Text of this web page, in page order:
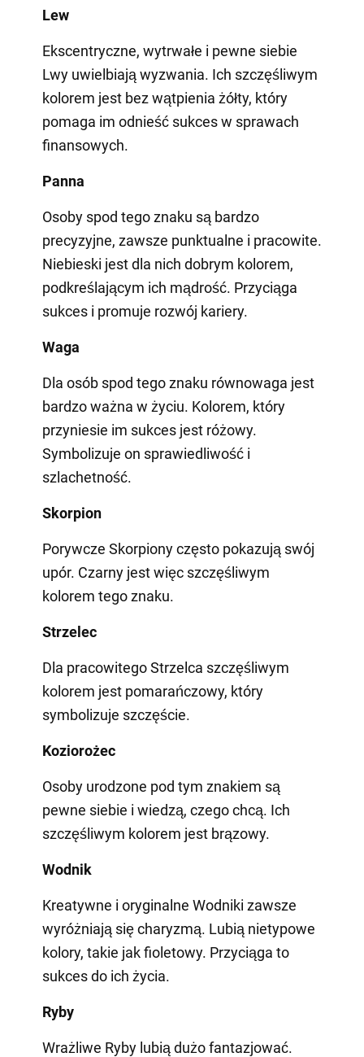
Lew
Ekscentryczne, wytrwałe i pewne siebie
Lwy uwielbiają wyzwania. Ich szczęśliwym
kolorem jest bez wątpienia żółty, który
pomaga im odnieść sukces w sprawach
finansowych.
Panna
Osoby spod tego znaku są bardzo
precyzyjne, zawsze punktualne i pracowite.
Niebieski jest dla nich dobrym kolorem,
podkreślającym ich mądrość. Przyciąga
sukces i promuje rozwój kariery.
Waga
Dla osób spod tego znaku równowaga jest
bardzo ważna w życiu. Kolorem, który
przyniesie im sukces jest różowy.
Symbolizuje on sprawiedliwość i
szlachetność.
Skorpion
Porywcze Skorpiony często pokazują swój
upór. Czarny jest więc szczęśliwym
kolorem tego znaku.
Strzelec
Dla pracowitego Strzelca szczęśliwym
kolorem jest pomarańczowy, który
symbolizuje szczęście.
Koziorożec
Osoby urodzone pod tym znakiem są
pewne siebie i wiedzą, czego chcą. Ich
szczęśliwym kolorem jest brązowy.
Wodnik
Kreatywne i oryginalne Wodniki zawsze
wyróżniają się charyzmą. Lubią nietypowe
kolory, takie jak fioletowy. Przyciąga to
sukces do ich życia.
Ryby
Wrażliwe Ryby lubią dużo fantazjować.